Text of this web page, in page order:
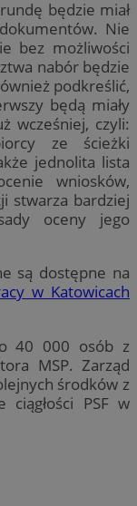
będzie miał
Nie
bez możliwości
nabór będzie
podkreślić,
będą miały
wcześniej, czyli:
ze ścieżki
jednolita lista
wniosków,
stwarza bardziej
oceny jego
są dostępne na
w Katowicach
40 000 osób z
MSP. Zarząd
środków z
PSF w